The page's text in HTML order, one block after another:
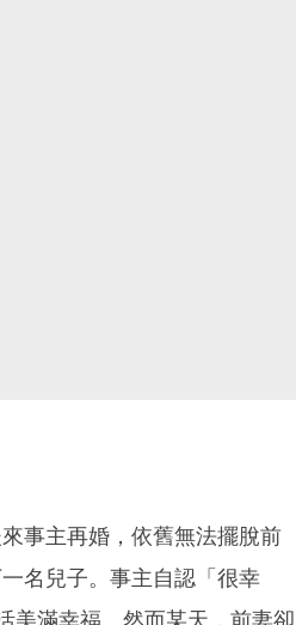
事主再婚，依舊無法擺脫前
名兒子。事主自認「很幸
美滿幸福。然而某天，前妻卻